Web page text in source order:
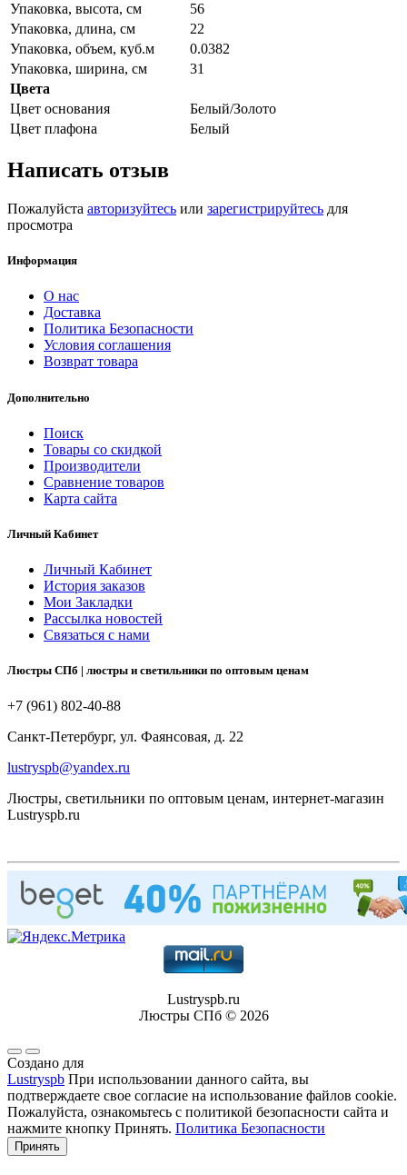
Упаковка, высота, см
56
Упаковка, длина, см
22
Упаковка, объем, куб.м
0.0382
Упаковка, ширина, см
31
Цвета
Цвет основания
Белый/Золото
Цвет плафона
Белый
Написать отзыв
Пожалуйста авторизуйтесь или зарегистрируйтесь для
просмотра
Информация
О нас
Доставка
Политика Безопасности
Условия соглашения
Возврат товара
Дополнительно
Поиск
Товары со скидкой
Производители
Сравнение товаров
Карта сайта
Личный Кабинет
Личный Кабинет
История заказов
Мои Закладки
Рассылка новостей
Связаться с нами
Люстры СПб | люстры и светильники по оптовым ценам
+7 (961) 802-40-88
Санкт-Петербург, ул. Фаянсовая, д. 22
lustryspb@yandex.ru
Люстры, светильники по оптовым ценам, интернет-магазин
Lustryspb.ru
Lustryspb.ru
Люстры СПб © 2026
Создано для
Lustryspb При использовании данного сайта, вы
подтверждаете свое согласие на использование файлов cookie.
Пожалуйста, ознакомьтесь с политикой безопасности сайта и
нажмите кнопку Принять. Политика Безопасности
Принять